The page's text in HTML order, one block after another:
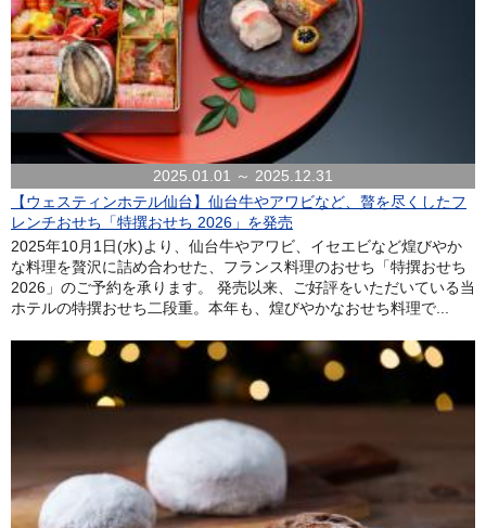
2025.01.01 ～ 2025.12.31
【ウェスティンホテル仙台】仙台牛やアワビなど、贅を尽くしたフ
レンチおせち「特撰おせち 2026」を発売
2025年10月1日(水)より、仙台牛やアワビ、イセエビなど煌びやか
な料理を贅沢に詰め合わせた、フランス料理のおせち「特撰おせち
2026」のご予約を承ります。 発売以来、ご好評をいただいている当
ホテルの特撰おせち二段重。本年も、煌びやかなおせち料理で...